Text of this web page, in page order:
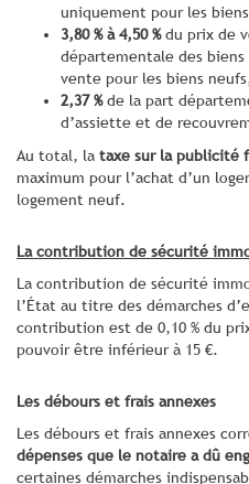
uniquement pour les
3,80 % à 4,50 %du prix de
départementale des biens
vente pour les biens
2,37 %de la part
d’assiette et de
Au total, la taxe sur la publicité
maximum pour l’achat d’un
logement neuf.
La contribution de sécurité
La contribution de sécurité
l’État au titre des démarches
contribution est de 0,10 % du
pouvoir être inférieur à 15 €.
Les débours et frais annexes
Les débours et frais annexes
dépenses que le notaire a dû
certaines démarches